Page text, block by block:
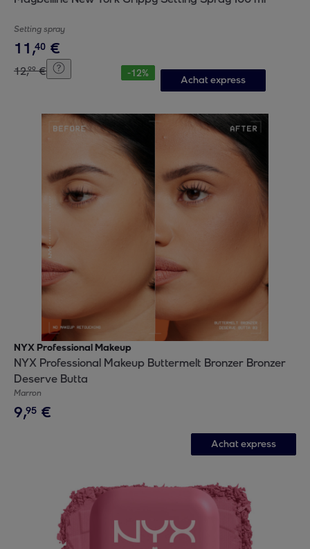
Setting spray
11,40 €
12,99 € -12%
Achat express
NYX Professional Makeup
NYX Professional Makeup Buttermelt Bronzer Bronzer
Deserve Butta
Marron
9,95 €
Achat express